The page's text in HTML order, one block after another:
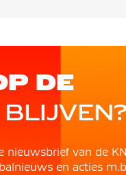
DE
nieuwsbrief van de
en acties